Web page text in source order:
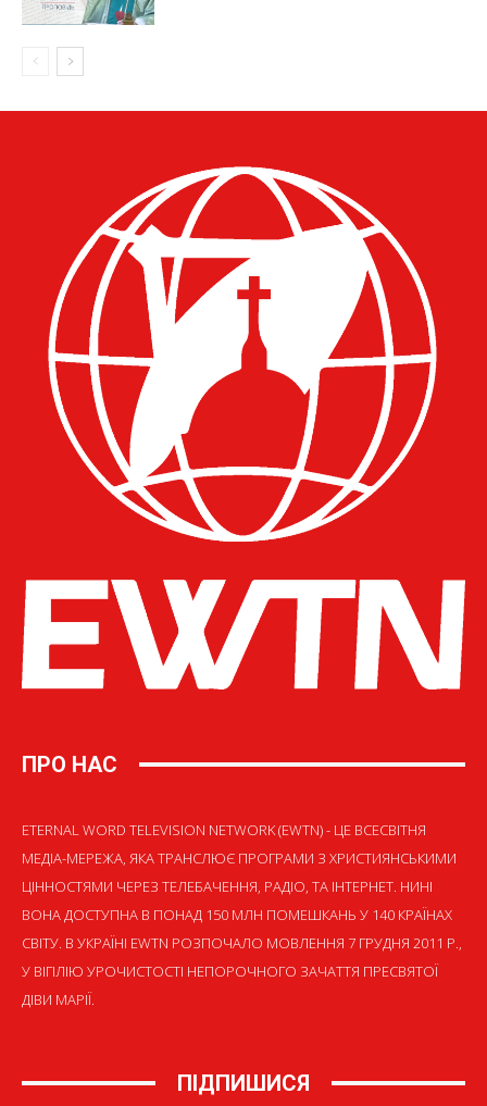
ПРО НАС
ETERNAL WORD TELEVISION NETWORK (EWTN) - ЦЕ ВСЕСВІТНЯ
МЕДІА-МЕРЕЖА, ЯКА ТРАНСЛЮЄ ПРОГРАМИ З ХРИСТИЯНСЬКИМИ
ЦІННОСТЯМИ ЧЕРЕЗ ТЕЛЕБАЧЕННЯ, РАДІО, ТА ІНТЕРНЕТ. НИНІ
ВОНА ДОСТУПНА В ПОНАД 150 МЛН ПОМЕШКАНЬ У 140 КРАЇНАХ
СВІТУ. В УКРАЇНІ EWTN РОЗПОЧАЛО МОВЛЕННЯ 7 ГРУДНЯ 2011 Р.,
У ВІГІЛІЮ УРОЧИСТОСТІ НЕПОРОЧНОГО ЗАЧАТТЯ ПРЕСВЯТОЇ
ДІВИ МАРІЇ.
ПІДПИШИСЯ